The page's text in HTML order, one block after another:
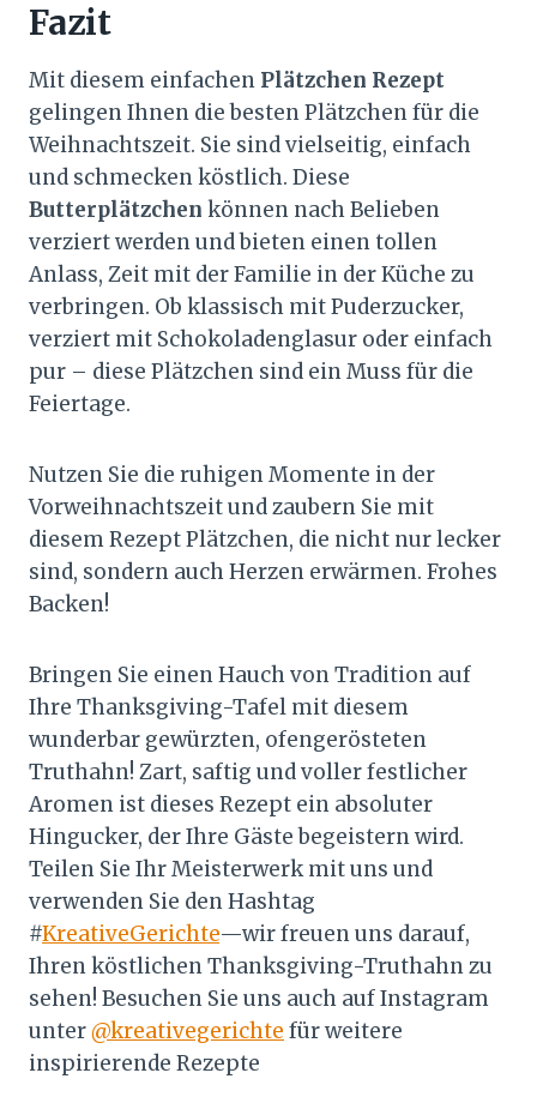
Fazit
Mit diesem einfachen Plätzchen Rezept
gelingen Ihnen die besten Plätzchen für die
Weihnachtszeit. Sie sind vielseitig, einfach
und schmecken köstlich. Diese
Butterplätzchen können nach Belieben
verziert werden und bieten einen tollen
Anlass, Zeit mit der Familie in der Küche zu
verbringen. Ob klassisch mit Puderzucker,
verziert mit Schokoladenglasur oder einfach
pur – diese Plätzchen sind ein Muss für die
Feiertage.
Nutzen Sie die ruhigen Momente in der
Vorweihnachtszeit und zaubern Sie mit
diesem Rezept Plätzchen, die nicht nur lecker
sind, sondern auch Herzen erwärmen. Frohes
Backen!
Bringen Sie einen Hauch von Tradition auf
Ihre Thanksgiving-Tafel mit diesem
wunderbar gewürzten, ofengerösteten
Truthahn! Zart, saftig und voller festlicher
Aromen ist dieses Rezept ein absoluter
Hingucker, der Ihre Gäste begeistern wird.
Teilen Sie Ihr Meisterwerk mit uns und
verwenden Sie den Hashtag
#KreativeGerichte—wir freuen uns darauf,
Ihren köstlichen Thanksgiving-Truthahn zu
sehen! Besuchen Sie uns auch auf Instagram
unter@kreativegerichte für weitere
inspirierende Rezepte